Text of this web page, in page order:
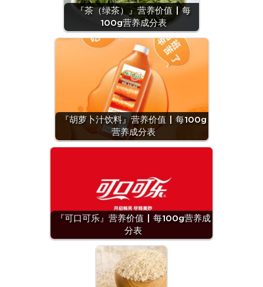
『茶（绿茶）』营养价值 | 每
100g营养成分表
『胡萝卜汁饮料』营养价值 | 每100g
营养成分表
『可口可乐』营养价值 | 每100g营养成
分表